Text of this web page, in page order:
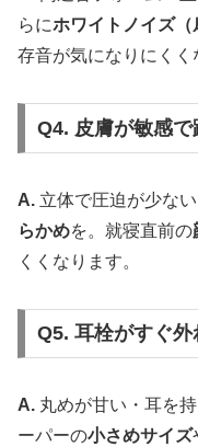
らにホワイトノイズ（
存音が気になりにくく
Q4. 皮膚が敏感で
A. 立体で圧迫が少な
らかめを。就寝直前の
くくなります。
Q5. 耳栓がすぐ外
A. 丸めが甘い・耳を
ーパーの小さめサイズ